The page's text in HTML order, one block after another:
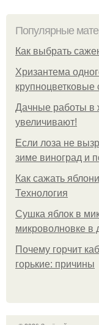
Популярные
Как выбрать
Хризантема
Дачные работы в
увеличивают!
Если лоза не
зиме виноград и
Как сажать
Технология
Сушка яблок в
микроволновке в
Почему горчит
горькие: причины